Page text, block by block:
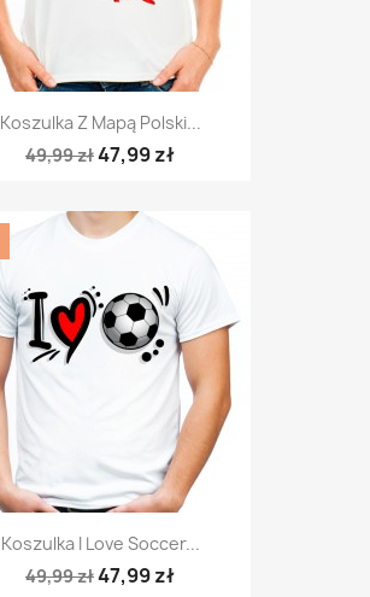
Koszulka Z Mapą Polski...
49,99 zł47,99 zł
Koszulka I Love Soccer...
49,99 zł47,99 zł